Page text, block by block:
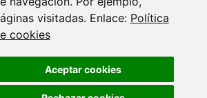
visitadas. Enlace: Política
cookies
Aceptar cookies
2000 SL |Todos los derechos reservados
|Política de cookies